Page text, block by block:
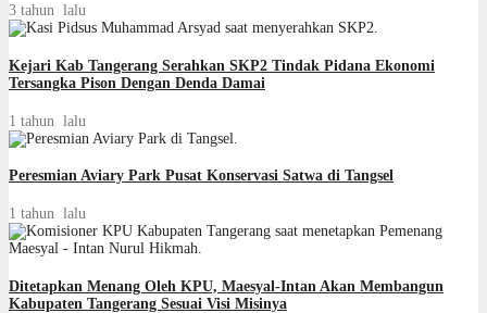
3 tahun lalu
Kejari Kab Tangerang Serahkan SKP2 Tindak Pidana Ekonomi
Tersangka Pison Dengan Denda Damai
1 tahun lalu
Peresmian Aviary Park Pusat Konservasi Satwa di Tangsel
1 tahun lalu
Ditetapkan Menang Oleh KPU, Maesyal-Intan Akan Membangun
Kabupaten Tangerang Sesuai Visi Misinya